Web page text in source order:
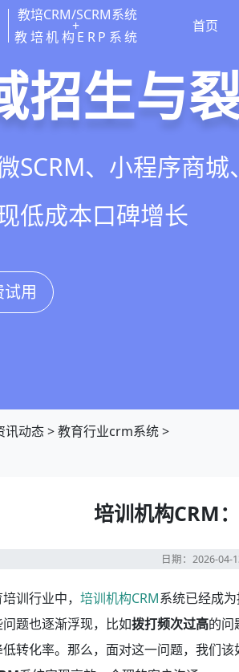
教培CRM/SCRM系统
+
教培机构ERP系统
首页
行业
中心，打通从引流
绍的全生命周期增长
用
销售漏
分配、标准化跟单
高绩效招生团队
用
化客户
画像、自动化服务
深度挖掘学员长期价
用
招生与
SCRM、小程序商
低成本口碑增长
用
讯动态>教育行业crm系统>
培训机构CRM
日期：2026-
训行业中， 培训机构CRM系统已经成
题也逐渐浮现，比如拨打频次过高的问
转化率。那么，面对这一问题，我们